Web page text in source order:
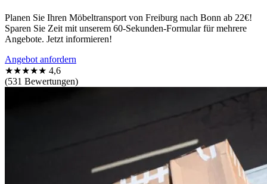
Planen Sie Ihren Möbeltransport von Freiburg nach Bonn ab 22€!
Sparen Sie Zeit mit unserem 60-Sekunden-Formular für mehrere
Angebote. Jetzt informieren!
Angebot anfordern
★★★★★ 4,6
(531 Bewertungen)